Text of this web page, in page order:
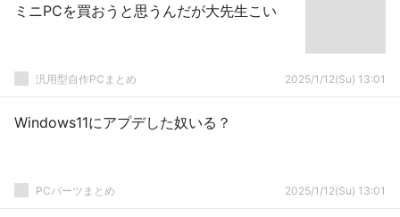
ミニPCを買おうと思うんだが大先生こい
汎用型自作PCまとめ 2025/1/12(Su) 13:01
Windows11にアプデした奴いる？
PCパーツまとめ 2025/1/12(Su) 13:01